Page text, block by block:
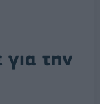
για την